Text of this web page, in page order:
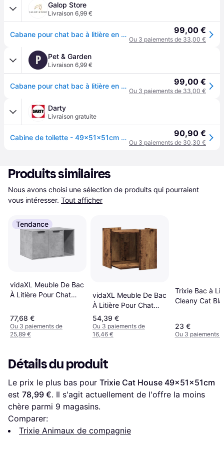
Galop Store
Livraison 6,99 €
Cabane pour chat bac à litière en MDF Trixie - Blanc 99,00 €
Ou 3 paiements de 33,00 €
P Pet & Garden
Livraison 6,99 €
Cabane pour chat bac à litière en MDF Trixie - Blanc 99,00 €
Ou 3 paiements de 33,00 €
Darty
Livraison gratuite
Cabine de toilette - 49x51x51cm - Blanc - Pour chat 90,90 €
Ou 3 paiements de 30,30 €
Produits similaires
Nous avons choisi une sélection de produits qui pourraient
vous intéresser. Tout afficher
Tendance
vidaXL Meuble De Bac
À Litière Pour Chat
77,68 €
Ou 3 paiements de
25,89 €
vidaXL Meuble De Bac
À Litière Pour Chat
Vieux
54,39 €
Ou 3 paiements de
16,46 €
Trixie Bac à
Cleany Cat
23 €
Ou 3 paiements
Détails du produit
Le prix le plus bas pour Trixie Cat House 49x51x51cm
est 78,99 €. Il s'agit actuellement de l'offre la moins
chère parmi 9 magasins.
Comparer:
Trixie Animaux de compagnie